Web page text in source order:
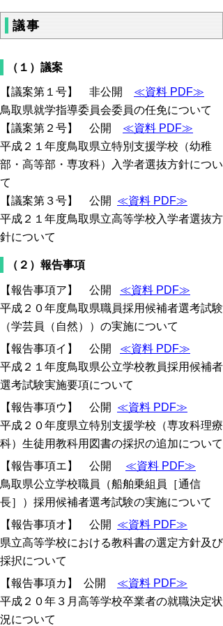
議事
（１）議案
【議案第１号】 非公開 ≪資料 PDF≫
鳥取県就学指導委員会委員の任免について
【議案第２号】 公開 ≪資料 PDF≫
平成２１年度鳥取県立特別支援学校（幼稚
部・高等部・専攻科）入学者選抜方針につい
て
【議案第３号】 公開 ≪資料 PDF≫
平成２１年度鳥取県立高等学校入学者選抜方
針について
（２）報告事項
【報告事項ア】 公開 ≪資料 PDF≫
平成２０年度鳥取県職員採用候補者選考試験
（学芸員（自然））の実施について
【報告事項イ】 公開 ≪資料 PDF≫
平成２１年度鳥取県公立学校教員採用候補者
選考試験実施要項について
【報告事項ウ】 公開 ≪資料 PDF≫
平成２０年度県立特別支援学校（専攻科理療
科）生徒用教科用図書の採択の追加について
【報告事項エ】 公開 ≪資料 PDF≫
鳥取県公立学校職員（船舶乗組員［通信
長］）採用候補者選考試験の実施について
【報告事項オ】 公開 ≪資料 PDF≫
県立高等学校における教科書の選定方針及び
採択について
【報告事項カ】 公開 ≪資料 PDF≫
平成２０年３月高等学校卒業者の就職決定状
況について